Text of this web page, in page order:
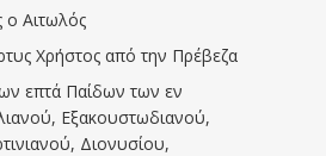
ο Αιτωλός
Χρήστος από την Πρέβεζα
επτά Παίδων των εν
Eξακουστωδιανού,
Διονυσίου,